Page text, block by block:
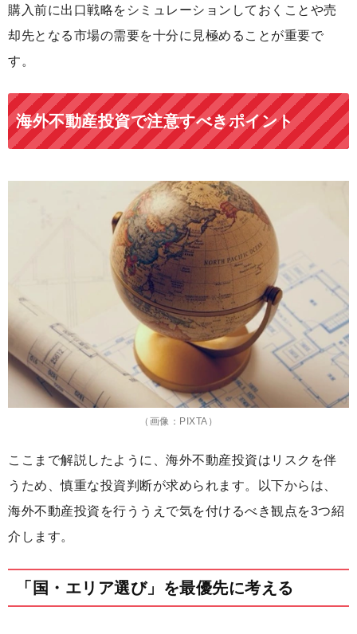
購入前に出口戦略をシミュレーションしておくことや売
却先となる市場の需要を十分に見極めることが重要で
す。
海外不動産投資で注意すべきポイント
（画像：PIXTA）
ここまで解説したように、海外不動産投資はリスクを伴
うため、慎重な投資判断が求められます。以下からは、
海外不動産投資を行ううえで気を付けるべき観点を3つ紹
介します。
「国・エリア選び」を最優先に考える